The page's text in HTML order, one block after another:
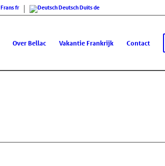
Fransfr DeutschDuitsde
Over Bellac Vakantie Frankrijk Contact